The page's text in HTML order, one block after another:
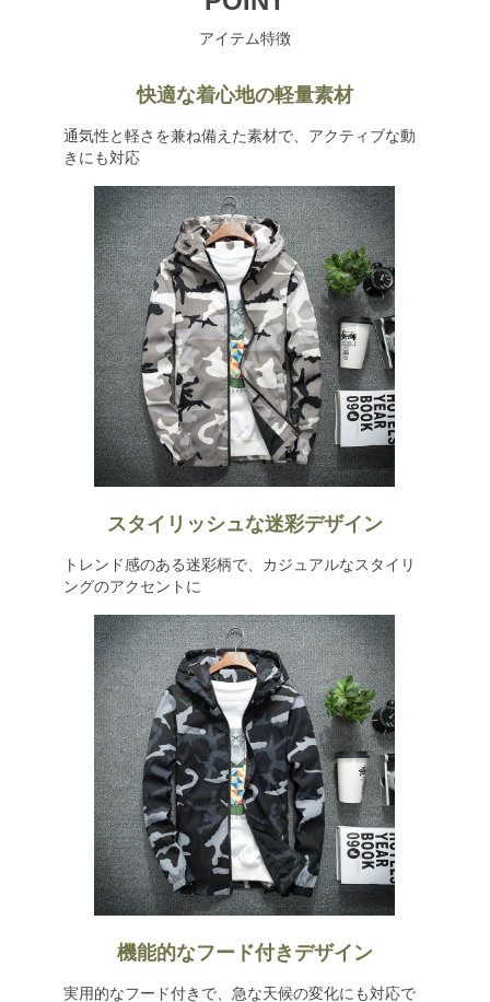
アイテム特徴
快適な着心地の軽量素材
通気性と軽さを兼ね備えた素材で、アクティブな動
きにも対応
スタイリッシュな迷彩デザイン
トレンド感のある迷彩柄で、カジュアルなスタイリ
ングのアクセントに
機能的なフード付きデザイン
実用的なフード付きで、急な天候の変化にも対応で